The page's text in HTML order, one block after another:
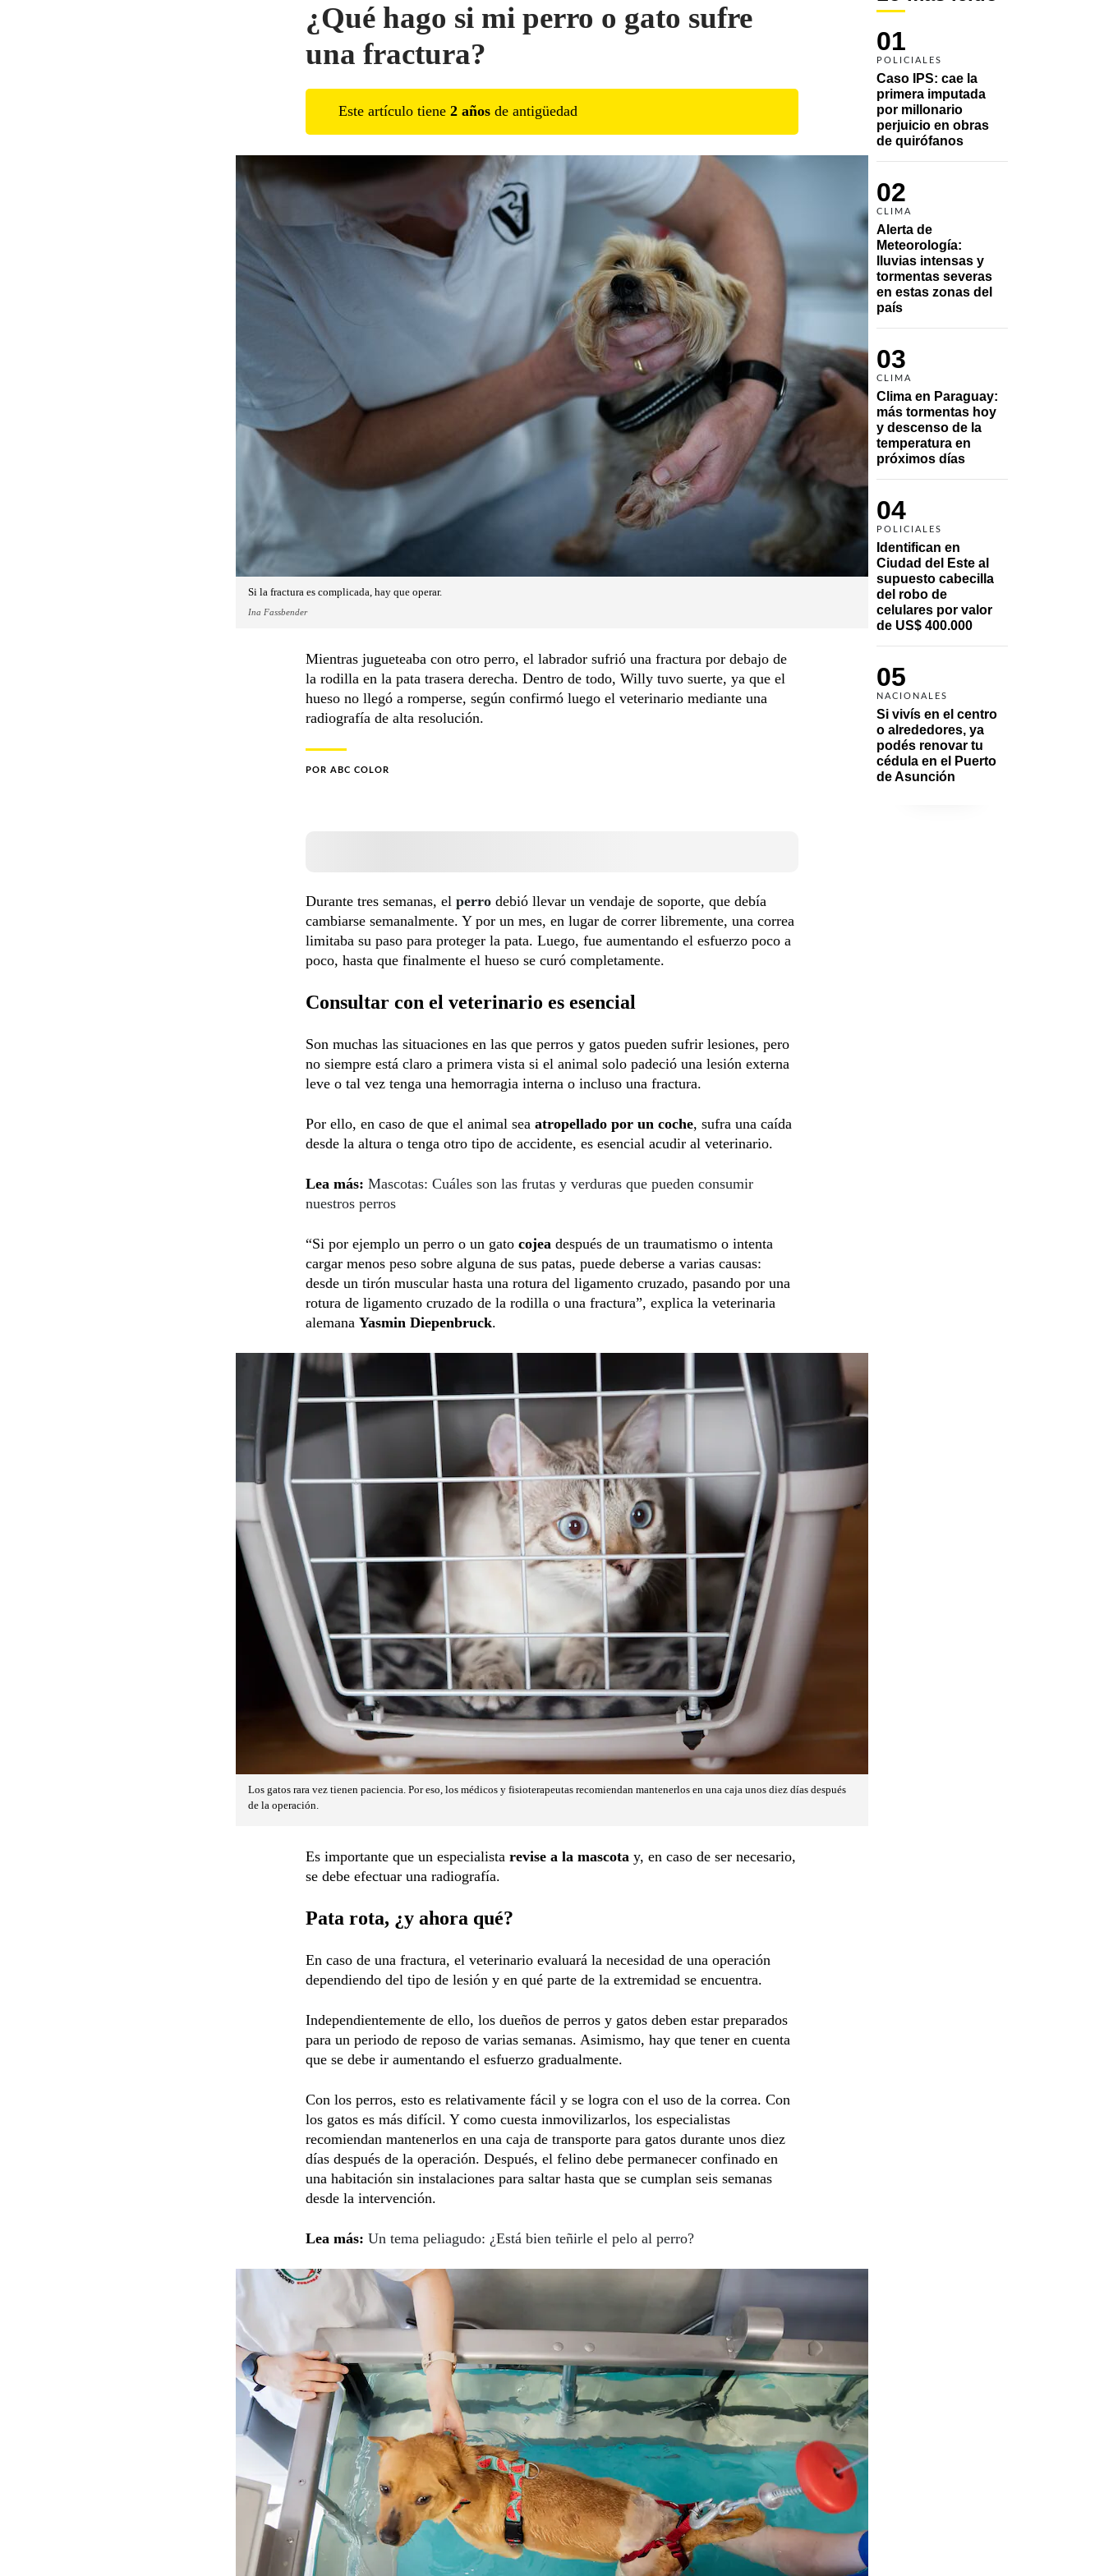
01
POLICIALES
Caso IPS: cae la
primera imputada
por millonario
perjuicio en obras
de quirófanos
02
CLIMA
Alerta de
Meteorología:
lluvias intensas y
tormentas severas
en estas zonas del
país
03
CLIMA
Clima en Paraguay:
más tormentas hoy
y descenso de la
temperatura en
próximos días
04
POLICIALES
Identifican en
Ciudad del Este al
supuesto cabecilla
del robo de
celulares por valor
de US$ 400.000
05
NACIONALES
Si vivís en el centro
o alrededores, ya
podés renovar tu
cédula en el Puerto
de Asunción
¿Qué hago si mi perro o gato sufre
una fractura?
Este artículo tiene 2 años de antigüedad
Si la fractura es complicada, hay que operar.
Ina Fassbender
Mientras jugueteaba con otro perro, el labrador sufrió una fractura por debajo de
la rodilla en la pata trasera derecha. Dentro de todo, Willy tuvo suerte, ya que el
hueso no llegó a romperse, según confirmó luego el veterinario mediante una
radiografía de alta resolución.
POR ABC COLOR
Durante tres semanas, el perro debió llevar un vendaje de soporte, que debía
cambiarse semanalmente. Y por un mes, en lugar de correr libremente, una correa
limitaba su paso para proteger la pata. Luego, fue aumentando el esfuerzo poco a
poco, hasta que finalmente el hueso se curó completamente.
Consultar con el veterinario es esencial
Son muchas las situaciones en las que perros y gatos pueden sufrir lesiones, pero
no siempre está claro a primera vista si el animal solo padeció una lesión externa
leve o tal vez tenga una hemorragia interna o incluso una fractura.
Por ello, en caso de que el animal sea atropellado por un coche, sufra una caída
desde la altura o tenga otro tipo de accidente, es esencial acudir al veterinario.
Lea más: Mascotas: Cuáles son las frutas y verduras que pueden consumir
nuestros perros
“Si por ejemplo un perro o un gato cojea después de un traumatismo o intenta
cargar menos peso sobre alguna de sus patas, puede deberse a varias causas:
desde un tirón muscular hasta una rotura del ligamento cruzado, pasando por una
rotura de ligamento cruzado de la rodilla o una fractura”, explica la veterinaria
alemana Yasmin Diepenbruck.
Los gatos rara vez tienen paciencia. Por eso, los médicos y fisioterapeutas recomiendan mantenerlos en una caja unos diez días después
de la operación.
Es importante que un especialista revise a la mascota y, en caso de ser necesario,
se debe efectuar una radiografía.
Pata rota, ¿y ahora qué?
En caso de una fractura, el veterinario evaluará la necesidad de una operación
dependiendo del tipo de lesión y en qué parte de la extremidad se encuentra.
Independientemente de ello, los dueños de perros y gatos deben estar preparados
para un periodo de reposo de varias semanas. Asimismo, hay que tener en cuenta
que se debe ir aumentando el esfuerzo gradualmente.
Con los perros, esto es relativamente fácil y se logra con el uso de la correa. Con
los gatos es más difícil. Y como cuesta inmovilizarlos, los especialistas
recomiendan mantenerlos en una caja de transporte para gatos durante unos diez
días después de la operación. Después, el felino debe permanecer confinado en
una habitación sin instalaciones para saltar hasta que se cumplan seis semanas
desde la intervención.
Lea más: Un tema peliagudo: ¿Está bien teñirle el pelo al perro?